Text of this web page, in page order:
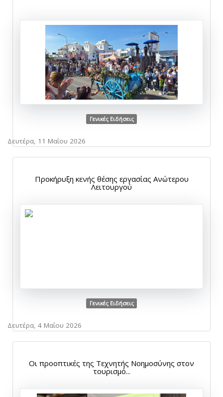
Γενικές Ειδήσεις
Δευτέρα, 11 Μαΐου 2026
Προκήρυξη κενής θέσης εργασίας Ανώτερου
Λειτουργού
Γενικές Ειδήσεις
Δευτέρα, 4 Μαΐου 2026
Οι προοπτικές της Τεχνητής Νοημοσύνης στον
τουρισμό...